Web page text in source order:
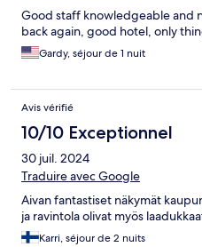
Good staff knowledgeable and
back again, good hotel, only
Gardy, séjour de 1 nuit
Avis vérifié
10/10 Exceptionnel
30 juil. 2024
Traduire avec Google
Aivan fantastiset näkymät
ja ravintola olivat myös
Karri, séjour de 2 nuits